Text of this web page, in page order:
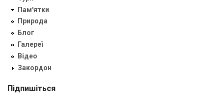
Пам'ятки
Природа
Блог
Галереї
Відео
Закордон
Підпишіться